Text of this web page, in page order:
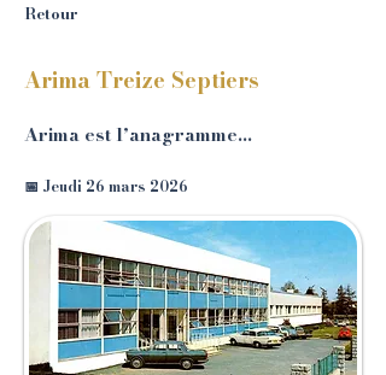
Retour
Arima Treize Septiers
Arima est l’anagramme…
📅 Jeudi 26 mars 2026